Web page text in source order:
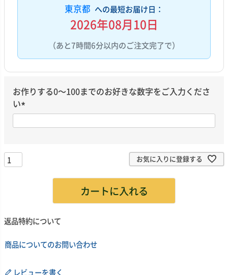
東京都 への最短お届け日：
2026年08月10日
（あと7時間6分以内のご注文完了で）
お作りする0～100までのお好きな数字をご入力くださ
い
必
)
お気に入りに登録する
カートに入れる
返品特約について
商品についてのお問い合わせ
レビューを書く